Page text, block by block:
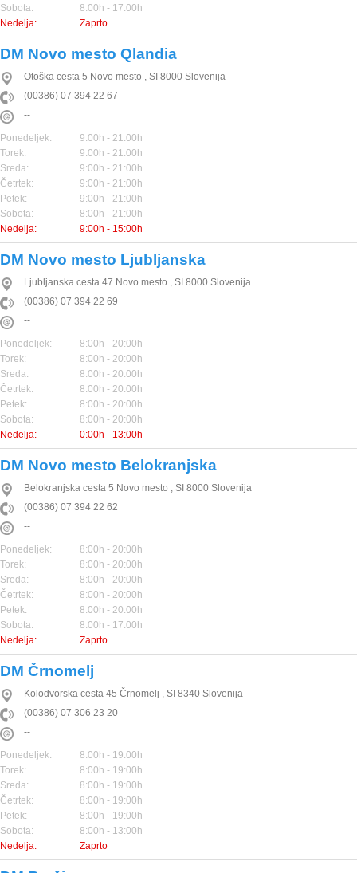
Sobota:
8:00h - 17:00h
Nedelja:
Zaprto
DM Novo mesto Qlandia
Otoška cesta 5 Novo mesto , SI 8000 Slovenija
(00386) 07 394 22 67
--
Ponedeljek:
9:00h - 21:00h
Torek:
9:00h - 21:00h
Sreda:
9:00h - 21:00h
Četrtek:
9:00h - 21:00h
Petek:
9:00h - 21:00h
Sobota:
8:00h - 21:00h
Nedelja:
9:00h - 15:00h
DM Novo mesto Ljubljanska
Ljubljanska cesta 47 Novo mesto , SI 8000 Slovenija
(00386) 07 394 22 69
--
Ponedeljek:
8:00h - 20:00h
Torek:
8:00h - 20:00h
Sreda:
8:00h - 20:00h
Četrtek:
8:00h - 20:00h
Petek:
8:00h - 20:00h
Sobota:
8:00h - 20:00h
Nedelja:
0:00h - 13:00h
DM Novo mesto Belokranjska
Belokranjska cesta 5 Novo mesto , SI 8000 Slovenija
(00386) 07 394 22 62
--
Ponedeljek:
8:00h - 20:00h
Torek:
8:00h - 20:00h
Sreda:
8:00h - 20:00h
Četrtek:
8:00h - 20:00h
Petek:
8:00h - 20:00h
Sobota:
8:00h - 17:00h
Nedelja:
Zaprto
DM Črnomelj
Kolodvorska cesta 45 Črnomelj , SI 8340 Slovenija
(00386) 07 306 23 20
--
Ponedeljek:
8:00h - 19:00h
Torek:
8:00h - 19:00h
Sreda:
8:00h - 19:00h
Četrtek:
8:00h - 19:00h
Petek:
8:00h - 19:00h
Sobota:
8:00h - 13:00h
Nedelja:
Zaprto